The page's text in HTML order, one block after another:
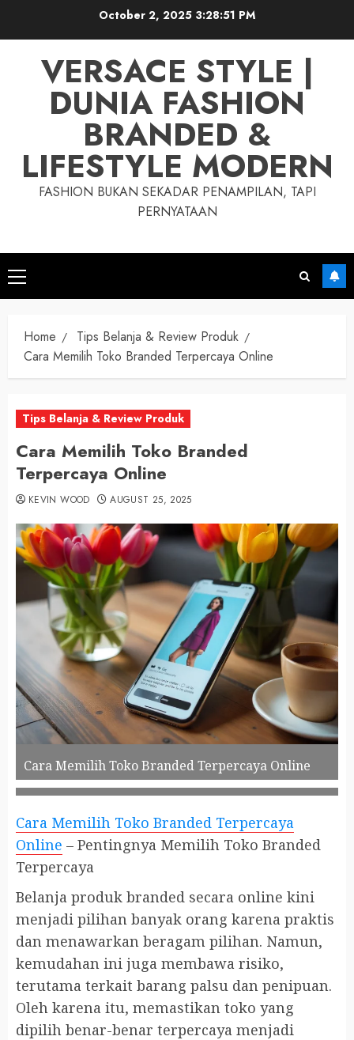
October 2, 2025 3:28:51 PM
VERSACE STYLE |
DUNIA FASHION
BRANDED &
LIFESTYLE MODERN
FASHION BUKAN SEKADAR PENAMPILAN, TAPI
PERNYATAAN
Primary
Menu
Home
Tips Belanja & Review Produk
Cara Memilih Toko Branded Terpercaya Online
Tips Belanja & Review Produk
Cara Memilih Toko Branded
Terpercaya Online
KEVIN WOOD AUGUST 25, 2025
Cara Memilih Toko Branded Terpercaya Online
Cara Memilih Toko Branded Terpercaya
Online – Pentingnya Memilih Toko Branded
Terpercaya
Belanja produk branded secara online kini
menjadi pilihan banyak orang karena praktis
dan menawarkan beragam pilihan. Namun,
kemudahan ini juga membawa risiko,
terutama terkait barang palsu dan penipuan.
Oleh karena itu, memastikan toko yang
dipilih benar-benar terpercaya menjadi